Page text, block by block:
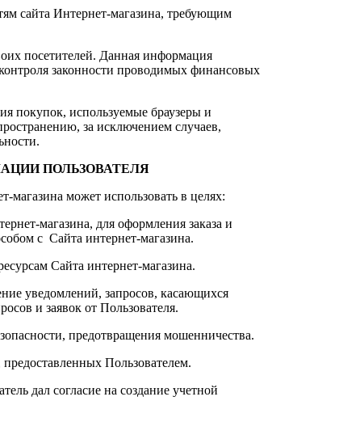
сайта Интернет-магазина, требующим
посетителей. Данная информация
законности проводимых финансовых
покупок, используемые браузеры и
за исключением случаев,
ПОЛЬЗОВАТЕЛЯ
магазина может использовать в целях:
магазина, для оформления заказа и
с Сайта интернет-магазина.
Сайта интернет-магазина.
уведомлений, запросов, касающихся
и заявок от Пользователя.
предотвращения мошенничества.
Пользователем.
дал согласие на создание учетной